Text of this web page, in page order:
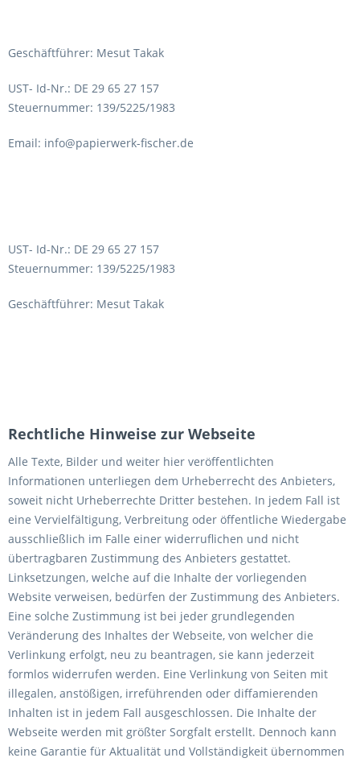
Geschäftführer: Mesut Takak
UST- Id-Nr.: DE 29 65 27 157
Steuernummer: 139/5225/1983
Email: info@papierwerk-fischer.de
UST- Id-Nr.: DE 29 65 27 157
Steuernummer: 139/5225/1983
Geschäftführer: Mesut Takak
Rechtliche Hinweise zur Webseite
Alle Texte, Bilder und weiter hier veröffentlichten
Informationen unterliegen dem Urheberrecht des Anbieters,
soweit nicht Urheberrechte Dritter bestehen. In jedem Fall ist
eine Vervielfältigung, Verbreitung oder öffentliche Wiedergabe
ausschließlich im Falle einer widerruflichen und nicht
übertragbaren Zustimmung des Anbieters gestattet.
Linksetzungen, welche auf die Inhalte der vorliegenden
Website verweisen, bedürfen der Zustimmung des Anbieters.
Eine solche Zustimmung ist bei jeder grundlegenden
Veränderung des Inhaltes der Webseite, von welcher die
Verlinkung erfolgt, neu zu beantragen, sie kann jederzeit
formlos widerrufen werden. Eine Verlinkung von Seiten mit
illegalen, anstößigen, irreführenden oder diffamierenden
Inhalten ist in jedem Fall ausgeschlossen. Die Inhalte der
Webseite werden mit größter Sorgfalt erstellt. Dennoch kann
keine Garantie für Aktualität und Vollständigkeit übernommen